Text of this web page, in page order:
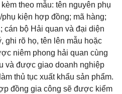
theo mẫu: tên nguyên phụ
kiện hợp đồng; mã hàng;
cán bộ Hải quan và đại diện
ghi rõ họ, tên lên mẫu hoặc
niêm phong hải quan cùng
và được giao doanh nghiệp
thủ tục xuất khẩu sản phẩm.
đồng gia công sẽ được kiểm